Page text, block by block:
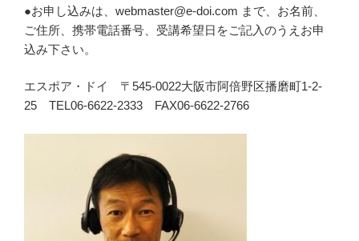
●お申し込みは、webmaster@e-doi.com まで、お名前、
ご住所、携帯電話番号、受講希望日をご記入のうえお申
込み下さい。
エスポア・ドイ 〒545-0022大阪市阿倍野区播磨町1-2-
25 TEL06-6622-2333 FAX06-6622-2766